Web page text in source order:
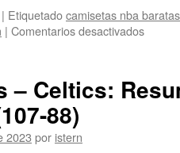
| Etiquetadocamisetas nba
| Comentarios desactivadosen
sergio
– Celtics:
88)
2023 por istern